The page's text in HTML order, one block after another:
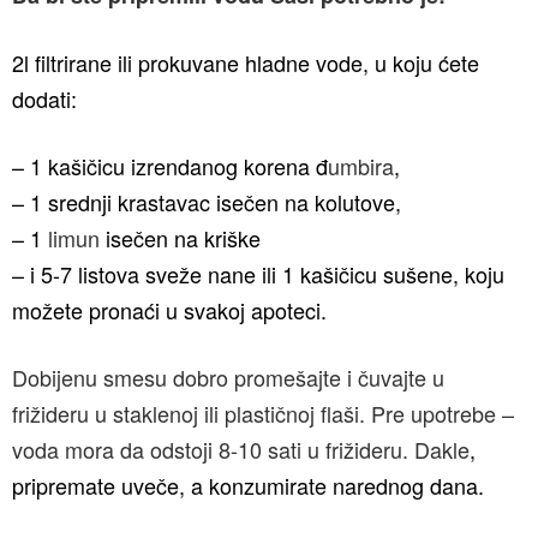
2l filtrirane ili prokuvane hladne vode, u koju ćete
dodati:
– 1 kašičicu izrendanog korena đumbira,
– 1 srednji krastavac isečen na kolutove,
– 1 limun isečen na kriške
– i 5-7 listova sveže nane ili 1 kašičicu sušene, koju
možete pronaći u svakoj apoteci.
Dobijenu smesu dobro promešajte i čuvajte u
frižideru u staklenoj ili plastičnoj flaši. Pre upotrebe –
voda mora da odstoji 8-10 sati u frižideru. Dakle,
pripremate uveče, a konzumirate narednog dana.